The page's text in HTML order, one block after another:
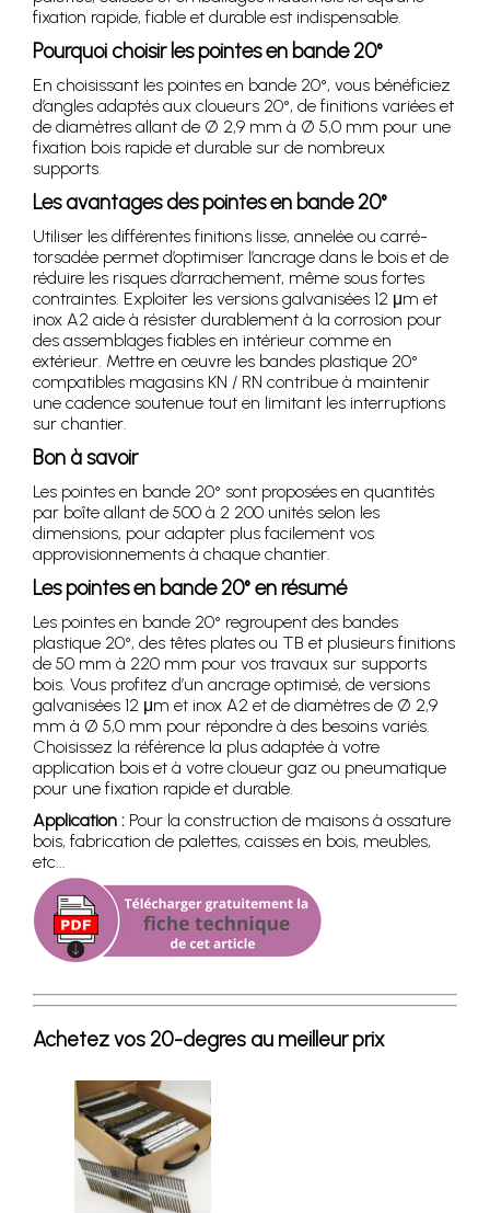
fixation rapide, fiable et durable est indispensable.
Pourquoi choisir les pointes en bande 20°
En choisissant les pointes en bande 20°, vous bénéficiez
d’angles adaptés aux cloueurs 20°, de finitions variées et
de diamètres allant de Ø 2,9 mm à Ø 5,0 mm pour une
fixation bois rapide et durable sur de nombreux
supports.
Les avantages des pointes en bande 20°
Utiliser les différentes finitions lisse, annelée ou carré-
torsadée permet d’optimiser l’ancrage dans le bois et de
réduire les risques d’arrachement, même sous fortes
contraintes. Exploiter les versions galvanisées 12 μm et
inox A2 aide à résister durablement à la corrosion pour
des assemblages fiables en intérieur comme en
extérieur. Mettre en œuvre les bandes plastique 20°
compatibles magasins KN / RN contribue à maintenir
une cadence soutenue tout en limitant les interruptions
sur chantier.
Bon à savoir
Les pointes en bande 20° sont proposées en quantités
par boîte allant de 500 à 2 200 unités selon les
dimensions, pour adapter plus facilement vos
approvisionnements à chaque chantier.
Les pointes en bande 20° en résumé
Les pointes en bande 20° regroupent des bandes
plastique 20°, des têtes plates ou TB et plusieurs finitions
de 50 mm à 220 mm pour vos travaux sur supports
bois. Vous profitez d’un ancrage optimisé, de versions
galvanisées 12 μm et inox A2 et de diamètres de Ø 2,9
mm à Ø 5,0 mm pour répondre à des besoins variés.
Choisissez la référence la plus adaptée à votre
application bois et à votre cloueur gaz ou pneumatique
pour une fixation rapide et durable.
Application : Pour la construction de maisons à ossature
bois, fabrication de palettes, caisses en bois, meubles,
etc...
Achetez vos 20-degres au meilleur prix